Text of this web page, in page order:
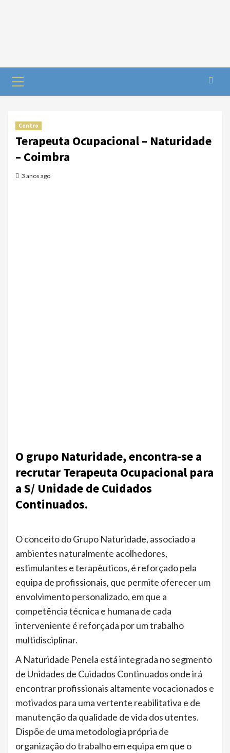
Centro
Terapeuta Ocupacional – Naturidade
– Coimbra
3 anos ago
O grupo Naturidade, encontra-se a
recrutar Terapeuta Ocupacional para
a S/ Unidade de Cuidados
Continuados.
O conceito do Grupo Naturidade, associado a
ambientes naturalmente acolhedores,
estimulantes e terapêuticos, é reforçado pela
equipa de profissionais, que permite oferecer um
envolvimento personalizado, em que a
competência técnica e humana de cada
interveniente é reforçada por um trabalho
multidisciplinar.
A Naturidade Penela está integrada no segmento
de Unidades de Cuidados Continuados onde irá
encontrar profissionais altamente vocacionados e
motivados para uma vertente reabilitativa e de
manutenção da qualidade de vida dos utentes.
Dispõe de uma metodologia própria de
organização do trabalho em equipa em que o